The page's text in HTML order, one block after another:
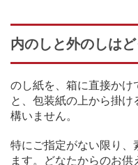
内のしと外のしは
のし紙を、箱に直接かけ
と、包装紙の上から掛
構いません。
特にご指定がない限り、
ます。どなたからのお